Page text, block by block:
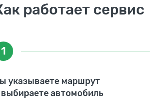
работает сервис
1
указываете маршрут
выбираете автомобиль